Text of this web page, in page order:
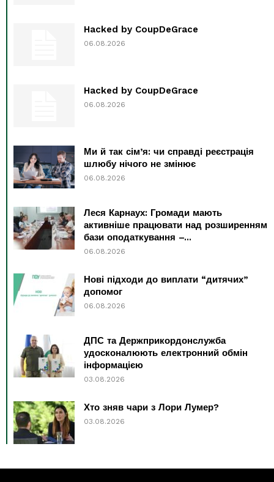
Hacked by CoupDeGrace
06.08.2026
Hacked by CoupDeGrace
06.08.2026
Ми й так сім’я: чи справді реєстрація
шлюбу нічого не змінює
06.08.2026
Леся Карнаух: Громади мають
активніше працювати над розширенням
бази оподаткування –...
06.08.2026
Нові підходи до виплати “дитячих”
допомог
06.08.2026
ДПС та Держприкордонслужба
удосконалюють електронний обмін
інформацією
03.08.2026
Хто зняв чари з Лори Лумер?
03.08.2026